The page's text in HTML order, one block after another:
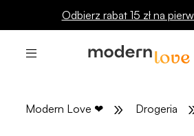
Odbierz rabat 15 zł na
Modern Love ❤ » Drogeria